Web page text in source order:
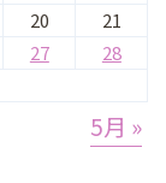
20
21
27
28
5月 »